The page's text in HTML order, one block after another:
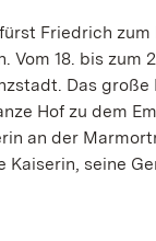
Friedrich
18. bis
Das
Hof zu dem
an der
seine